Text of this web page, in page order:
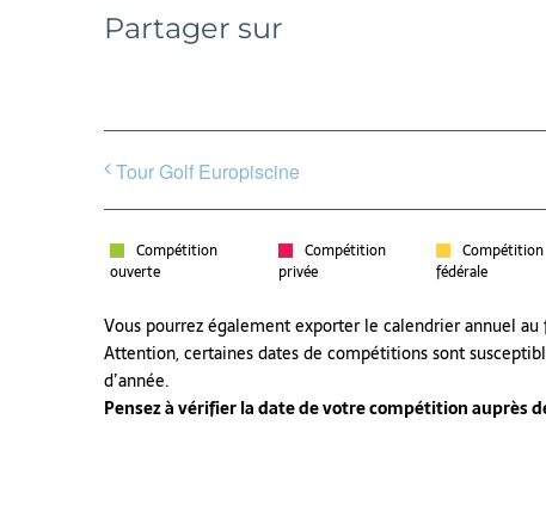
Partager sur
Tour Golf Europiscine
Compétition
ouverte
Compétition
privée
Compétition
fédérale
Vous pourrez également exporter le calendrier annuel au
Attention, certaines dates de compétitions sont
d’année.
Pensez à vérifier la date de votre compétition auprès